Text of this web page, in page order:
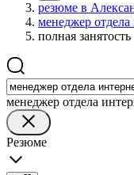
резюме в
менеджер
полная занятость
менеджер отдела
Резюме